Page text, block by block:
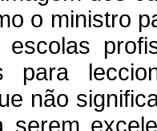
o ministro
escolas
para
não
serem